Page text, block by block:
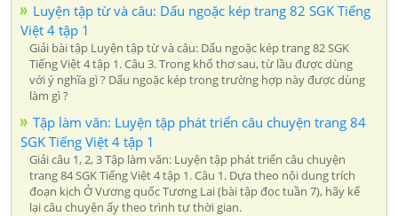
Luyện tập từ và câu: Dấu ngoặc kép trang 82 SGK Tiếng
Việt 4 tập 1
Giải bài tập Luyện tập từ và câu: Dấu ngoặc kép trang 82 SGK
Tiếng Việt 4 tập 1. Câu 3. Trong khổ thơ sau, từ lầu được dùng
với ý nghĩa gì ? Dấu ngoặc kép trong trường hợp này được dùng
làm gì ?
Tập làm văn: Luyện tập phát triển câu chuyện trang 84
SGK Tiếng Việt 4 tập 1
Giải câu 1, 2, 3 Tập làm văn: Luyện tập phát triển câu chuyện
trang 84 SGK Tiếng Việt 4 tập 1. Câu 1. Dựa theo nội dung trích
đoạn kịch Ở Vương quốc Tương Lai (bài tập đọc tuần 7), hãy kể
lại câu chuyện ấy theo trình tự thời gian.